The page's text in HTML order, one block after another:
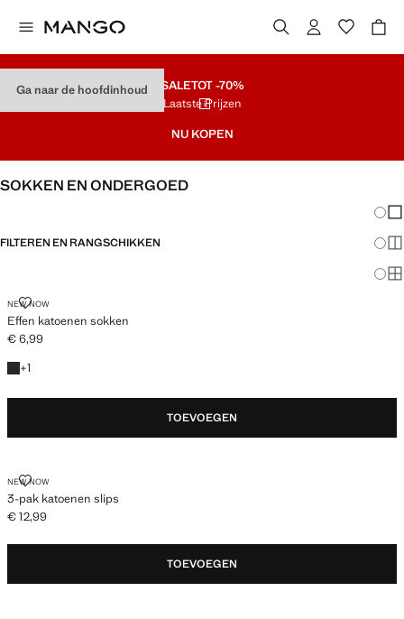
Ga naar de hoofdinhoud SALETOT -70%
Laatste Prijzen
NU KOPEN
SOKKEN EN ONDERGOED
FILTEREN EN RANGSCHIKKEN
NEW NOW
Effen katoenen sokken
EFFEN KATOENEN SOKKEN
Huidige prijs [€ 6,99 ]
€ 6,99
+1
+ 1 kleur
TOEVOEGEN
NEW NOW
3-pak katoenen slips
3-PAK KATOENEN SLIPS
Huidige prijs [€ 12,99 ]
€ 12,99
TOEVOEGEN